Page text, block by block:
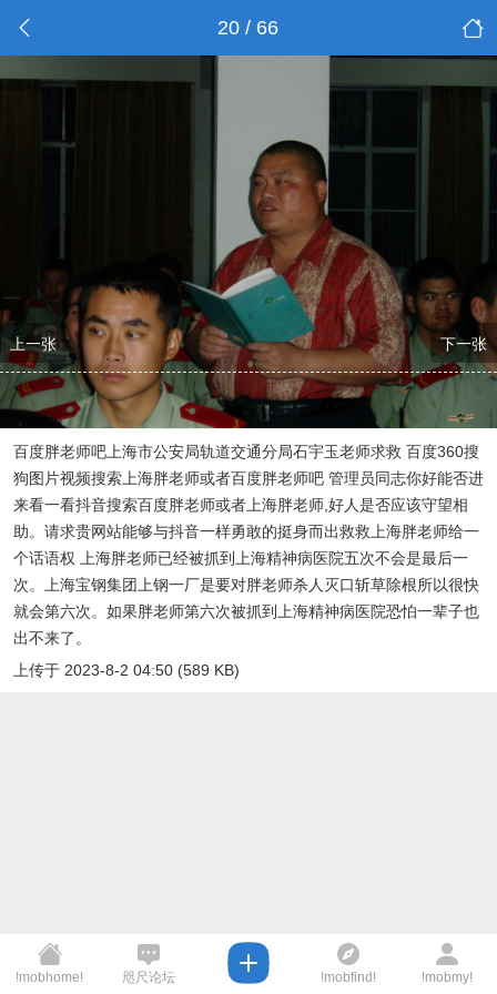
20 / 66
上一张 下一张
百度胖老师吧上海市公安局轨道交通分局石宇玉老师求救 百度360搜
狗图片视频搜索上海胖老师或者百度胖老师吧 管理员同志你好能否进
来看一看抖音搜索百度胖老师或者上海胖老师,好人是否应该守望相
助。请求贵网站能够与抖音一样勇敢的挺身而出救救上海胖老师给一
个话语权 上海胖老师已经被抓到上海精神病医院五次不会是最后一
次。上海宝钢集团上钢一厂是要对胖老师杀人灭口斩草除根所以很快
就会第六次。如果胖老师第六次被抓到上海精神病医院恐怕一辈子也
出不来了。
上传于 2023-8-2 04:50 (589 KB)
!mobhome! 咫尺论坛 !mobfind! !mobmy!